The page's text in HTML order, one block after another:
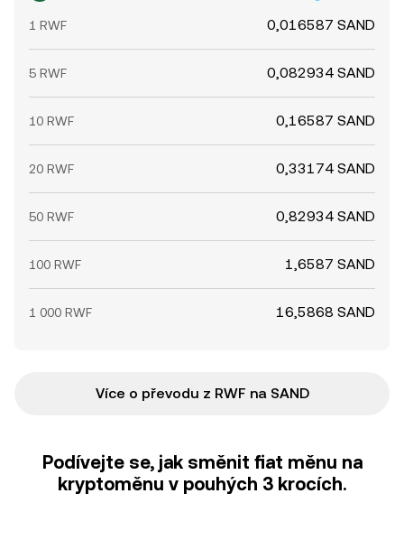
1 RWF 0,016587 SAND
5 RWF 0,082934 SAND
10 RWF 0,16587 SAND
20 RWF 0,33174 SAND
50 RWF 0,82934 SAND
100 RWF 1,6587 SAND
1 000 RWF 16,5868 SAND
Více o převodu z RWF na SAND
Podívejte se, jak směnit fiat měnu na
kryptoměnu v pouhých 3 krocích.